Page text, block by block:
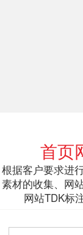
首页
根据客户要求进
素材的收集、网
网站TDK标